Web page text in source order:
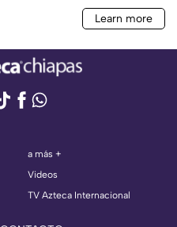
a más +
Videos
TV Azteca Internacional